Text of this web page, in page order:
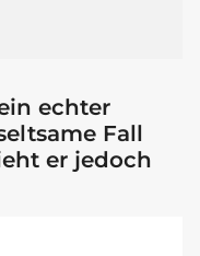
echter
Fall
er jedoch